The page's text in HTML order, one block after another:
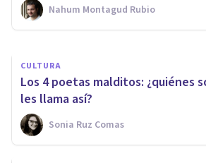
Nahum Montagud Rubio
Sonia Ruz Comas
CULTURA
Los 4 poetas malditos: ¿quiénes
les llama así?
Sonia Ruz Comas